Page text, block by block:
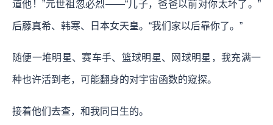
道他！”元世祖忽必烈——“儿子，爸爸以前对你太坏了。”
后藤真希、韩寒、日本女天皇。“我们家以后靠你了。”
随便一堆明星、赛车手、篮球明星、网球明星，我充满一
种也许活到老，可能翻身的对宇宙函数的窥探。
接着他们去查，和我同日生的。